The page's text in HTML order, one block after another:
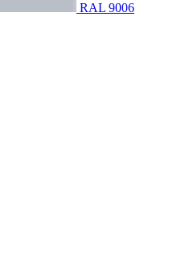
RAL 9006